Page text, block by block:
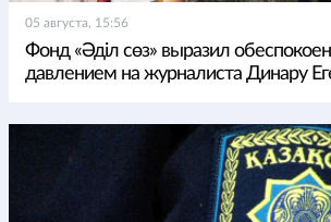
05 августа, 15:56
Фонд «Әділ сөз» выразил
давлением на журналиста Динару